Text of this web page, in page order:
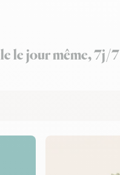
le jour même, 7j/7